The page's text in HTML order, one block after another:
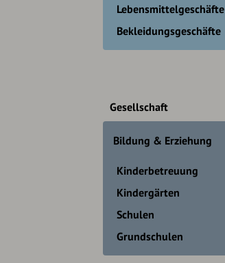
Lebensmittelgeschäfte
Bekleidungsgeschäfte
Gesellschaft
Bildung & Erziehung
Kinderbetreuung
Kindergärten
Schulen
Grundschulen